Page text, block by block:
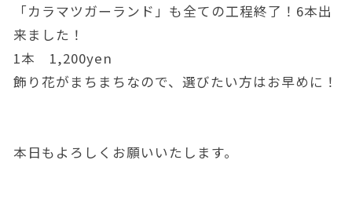
「カラマツガーランド」も全ての工程終了！6本出
来ました！
1本 1,200yen
飾り花がまちまちなので、選びたい方はお早めに！
本日もよろしくお願いいたします。